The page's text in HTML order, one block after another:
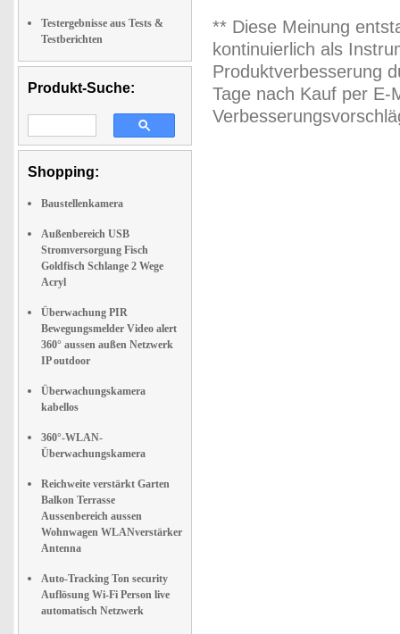
Testergebnisse aus Tests &
Testberichten
Produkt-Suche:
Shopping:
Baustellenkamera
Außenbereich USB
Stromversorgung Fisch
Goldfisch Schlange 2 Wege
Acryl
Überwachung PIR
Bewegungsmelder Video alert
360° aussen außen Netzwerk
IP outdoor
Überwachungskamera
kabellos
360°-WLAN-
Überwachungskamera
Reichweite verstärkt Garten
Balkon Terrasse
Aussenbereich aussen
Wohnwagen WLANverstärker
Antenna
Auto-Tracking Ton security
Auflösung Wi-Fi Person live
automatisch Netzwerk
** Diese Meinung
kontinuierlich als
Produktverbesserung
Tage nach Kauf per E-